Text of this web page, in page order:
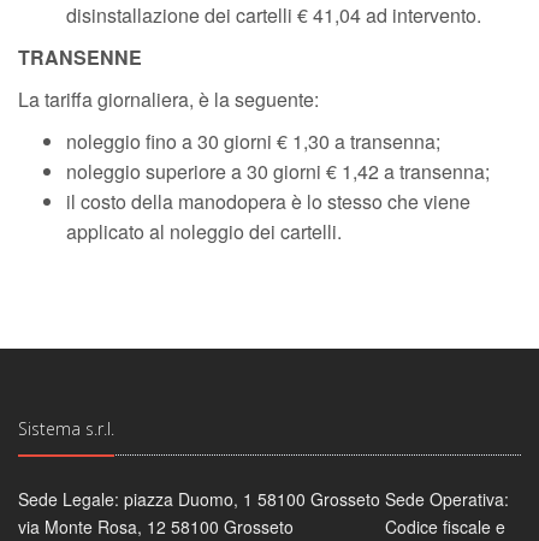
disinstallazione dei cartelli € 41,04 ad intervento.
TRANSENNE
La tariffa giornaliera, è la seguente:
noleggio fino a 30 giorni € 1,30 a transenna;
noleggio superiore a 30 giorni € 1,42 a transenna;
il costo della manodopera è lo stesso che viene
applicato al noleggio dei cartelli.
Sistema s.r.l.
Sede Legale: piazza Duomo, 1 58100 Grosseto Sede Operativa:
via Monte Rosa, 12 58100 Grosseto Codice fiscale e